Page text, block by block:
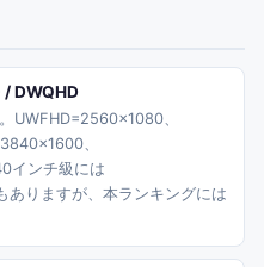
/ DWQHD
UWFHD=2560×1080、
、
インチ級には
りますが、本ランキングには